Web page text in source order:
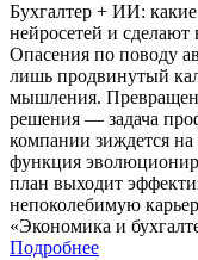
Бухгалтер + ИИ:
нейросетей и
Опасения по поводу
лишь продвинутый
мышления.
решения — задача
компании зиждется на
функция
план выходит
непоколебимую
«Экономика и
Подробнее